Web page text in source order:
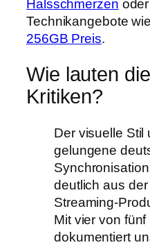
Halsschmerzen
Technikangebote
256GB Preis.
Wie lauten
Kritiken?
Der visuelle Stil
gelungene
deutlich aus
Streaming-
Mit vier von fünf
dokumentiert